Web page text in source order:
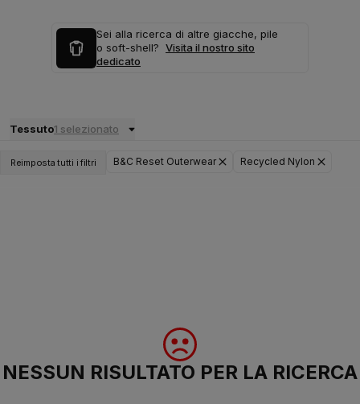
Sei alla ricerca di altre giacche, pile
o soft-shell? Visita il nostro sito
dedicato
Tessuto1 selezionato
Reimposta tutti i filtri B&C Reset Outerwear Recycled Nylon
NESSUN RISULTATO PER LA RICERCA